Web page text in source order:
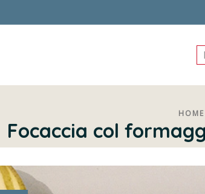
HOME
Focaccia col